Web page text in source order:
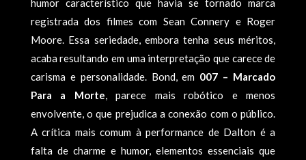
humor característico que havia se tornado marca
registrada dos filmes com Sean Connery e Roger
Moore. Essa seriedade, embora tenha seus méritos,
acaba resultando em uma interpretação que carece de
carisma e personalidade. Bond, em 007 – Marcado
Para a Morte, parece mais robótico e menos
envolvente, o que prejudica a conexão com o público.
A crítica mais comum à performance de Dalton é a
falta de charme e humor, elementos essenciais que